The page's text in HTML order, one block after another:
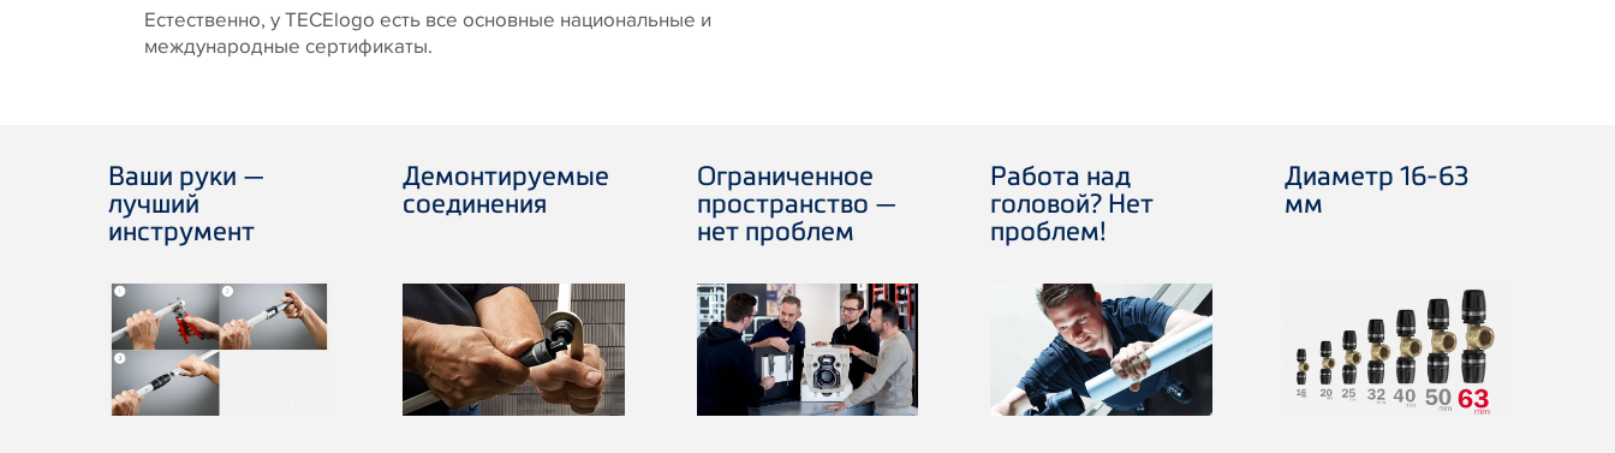
Естественно, у TECElogo есть все основные национальные и
международные сертификаты.
Ваши руки —
лучший
инструмент
Демонтируемые
соединения
Ограниченное
пространство —
нет проблем
Работа над
головой? Нет
проблем!
Диаметр 16-63
мм